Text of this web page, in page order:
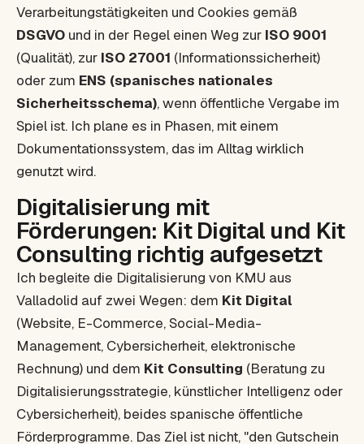
Verarbeitungstätigkeiten und Cookies gemäß
DSGVO und in der Regel einen Weg zur ISO 9001
(Qualität), zur ISO 27001 (Informationssicherheit)
oder zum ENS (spanisches nationales
Sicherheitsschema), wenn öffentliche Vergabe im
Spiel ist. Ich plane es in Phasen, mit einem
Dokumentationssystem, das im Alltag wirklich
genutzt wird.
Digitalisierung mit
Förderungen: Kit Digital und Kit
Consulting richtig aufgesetzt
Ich begleite die Digitalisierung von KMU aus
Valladolid auf zwei Wegen: dem Kit Digital
(Website, E-Commerce, Social-Media-
Management, Cybersicherheit, elektronische
Rechnung) und dem Kit Consulting (Beratung zu
Digitalisierungsstrategie, künstlicher Intelligenz oder
Cybersicherheit), beides spanische öffentliche
Förderprogramme. Das Ziel ist nicht, "den Gutschein